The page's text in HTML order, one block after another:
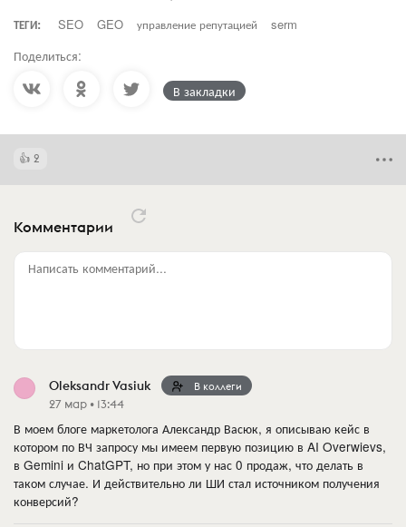
ТЕГИ:
SEO GEO управление репутацией serm
Поделиться:
В закладки
2
Комментарии
Написать комментарий...
Oleksandr Vasiuk В коллеги
27 мар • 13:44
В моем блоге маркетолога Александр Васюк, я описываю кейс в
котором по ВЧ запросу мы имеем первую позицию в AI Overwievs,
в Gemini и ChatGPT, но при этом у нас 0 продаж, что делать в
таком случае. И действительно ли ШИ стал источником получения
конверсий?